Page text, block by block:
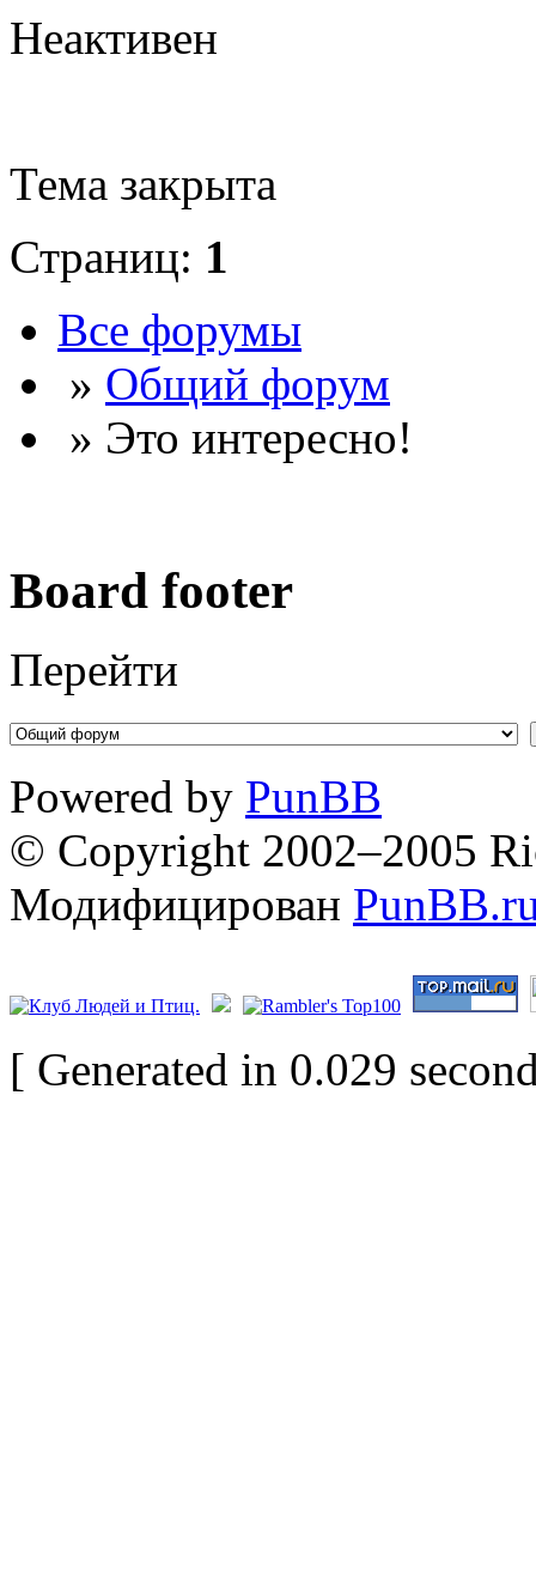
Неактивен
Тема закрыта
Страниц: 1
Все форумы
» Общий форум
» Это интересно!
Board footer
Перейти
Powered by PunBB
© Copyright 2002–2005
Модифицирован
[ Generated in 0.029